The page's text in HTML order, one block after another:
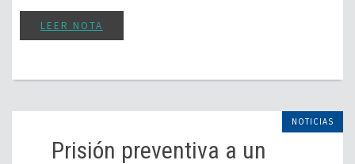
LEER NOTA
NOTICIAS
Prisión preventiva a un